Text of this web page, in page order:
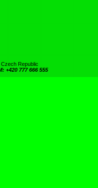
Republic
+420 777 666 555